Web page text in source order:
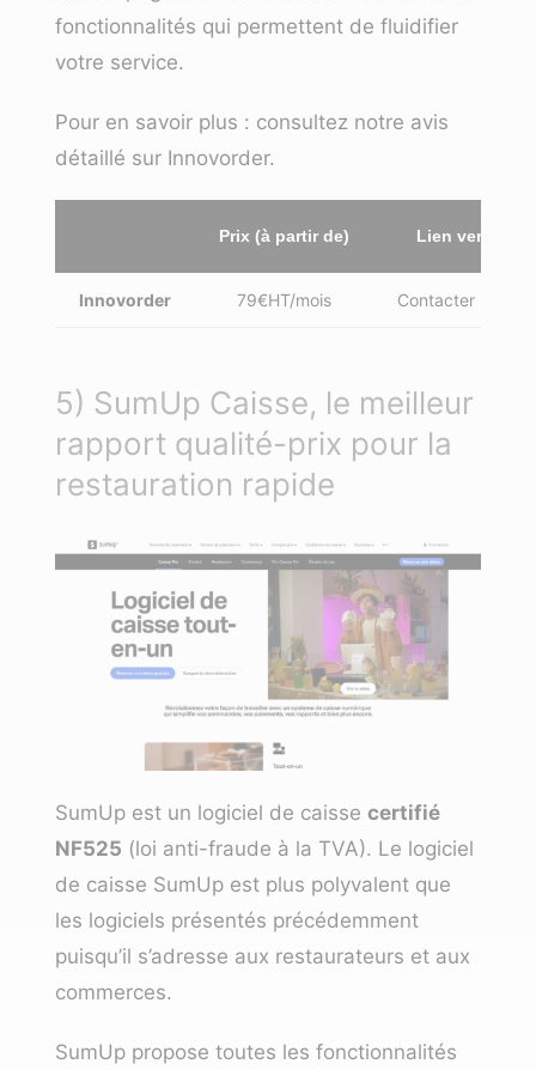
fonctionnalités qui permettent de fluidifier
votre service.
Pour en savoir plus : consultez notre avis
détaillé sur Innovorder.
Prix (à partir de) Lien vers le
Innovorder 79€HT/mois Contacter
5) SumUp Caisse, le meilleur
rapport qualité-prix pour la
restauration rapide
SumUp est un logiciel de caisse certifié
NF525 (loi anti-fraude à la TVA). Le logiciel
de caisse SumUp est plus polyvalent que
les logiciels présentés précédemment
puisqu’il s’adresse aux restaurateurs et aux
commerces.
SumUp propose toutes les fonctionnalités